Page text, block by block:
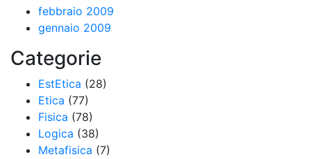
febbraio 2009
gennaio 2009
Categorie
EstEtica (28)
Etica (77)
Fisica (78)
Logica (38)
Metafisica (7)